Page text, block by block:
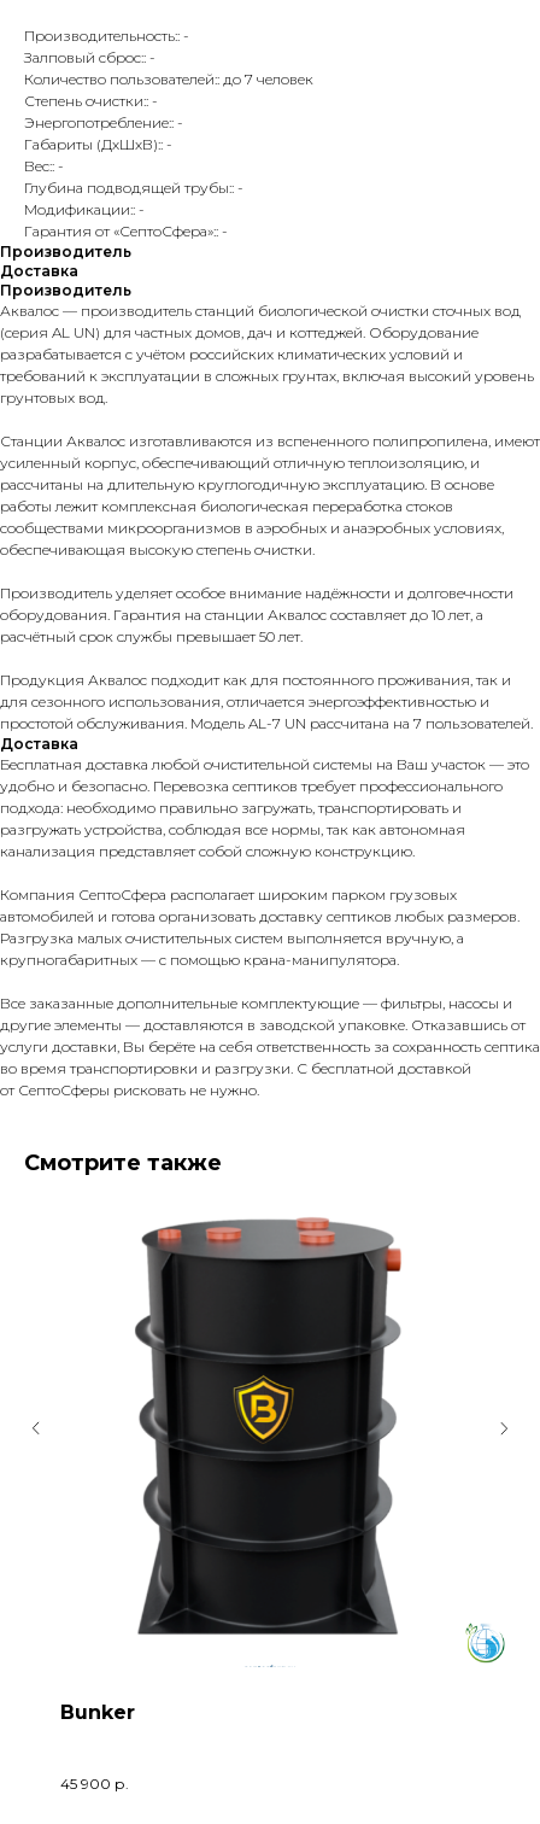
Производительность:: -
Залповый сброс:: -
Количество пользователей:: до 7 человек
Степень очистки:: -
Энергопотребление:: -
Габариты (ДхШхВ):: -
Вес:: -
Глубина подводящей трубы:: -
Модификации:: -
Гарантия от «СептоСфера»:: -
Производитель
Доставка
Производитель
Аквалос — производитель станций биологической очистки сточных вод
(серия AL UN) для частных домов, дач и коттеджей. Оборудование
разрабатывается с учётом российских климатических условий и
требований к эксплуатации в сложных грунтах, включая высокий уровень
грунтовых вод.
Станции Аквалос изготавливаются из вспененного полипропилена, имеют
усиленный корпус, обеспечивающий отличную теплоизоляцию, и
рассчитаны на длительную круглогодичную эксплуатацию. В основе
работы лежит комплексная биологическая переработка стоков
сообществами микроорганизмов в аэробных и анаэробных условиях,
обеспечивающая высокую степень очистки.
Производитель уделяет особое внимание надёжности и долговечности
оборудования. Гарантия на станции Аквалос составляет до 10 лет, а
расчётный срок службы превышает 50 лет.
Продукция Аквалос подходит как для постоянного проживания, так и
для сезонного использования, отличается энергоэффективностью и
простотой обслуживания. Модель AL-7 UN рассчитана на 7 пользователей.
Доставка
Бесплатная доставка любой очистительной системы на Ваш участок — это
удобно и безопасно. Перевозка септиков требует профессионального
подхода: необходимо правильно загружать, транспортировать и
разгружать устройства, соблюдая все нормы, так как автономная
канализация представляет собой сложную конструкцию.
Компания СептоСфера располагает широким парком грузовых
автомобилей и готова организовать доставку септиков любых размеров.
Разгрузка малых очистительных систем выполняется вручную, а
крупногабаритных — с помощью крана-манипулятора.
Все заказанные дополнительные комплектующие — фильтры, насосы и
другие элементы — доставляются в заводской упаковке. Отказавшись от
услуги доставки, Вы берёте на себя ответственность за сохранность септика
во время транспортировки и разгрузки. С бесплатной доставкой
от СептоСферы рисковать не нужно.
Смотрите также
Bunker
45 900 р.